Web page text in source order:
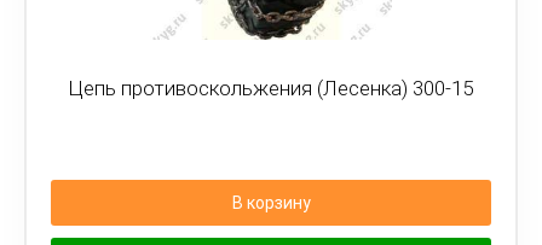
Цепь противоскольжения (Лесенка) 300-15
В корзину